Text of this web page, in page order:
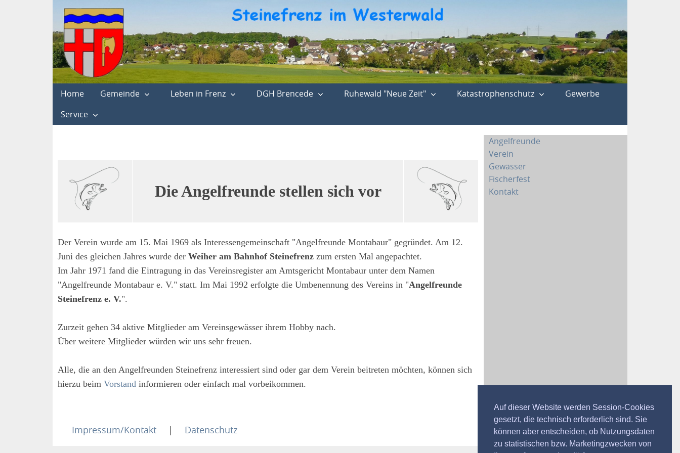
Auf dieser Website werden Session-Cookies
gesetzt, die technisch erforderlich sind. Sie
können aber entscheiden, ob Nutzungsdaten
zu statistischen bzw. Marketingzwecken von
Home Gemeinde Leben in Frenz DGH Brencede Ruhewald "Neue Zeit" Katastrophenschutz
Gewerbe
Service
Die Angelfreunde stellen sich vor
Der Verein wurde am 15. Mai 1969 als Interessengemeinschaft "Angelfreunde Montabaur" gegründet. Am 12.
Juni des gleichen Jahres wurde der Weiher am Bahnhof Steinefrenz zum ersten Mal angepachtet.
Im Jahr 1971 fand die Eintragung in das Vereinsregister am Amtsgericht Montabaur unter dem Namen
"Angelfreunde Montabaur e. V." statt. Im Mai 1992 erfolgte die Umbenennung des Vereins in "Angelfreunde
Steinefrenz e. V.".
Zurzeit gehen 34 aktive Mitglieder am Vereinsgewässer ihrem Hobby nach.
Über weitere Mitglieder würden wir uns sehr freuen.
Alle, die an den Angelfreunden Steinefrenz interessiert sind oder gar dem Verein beitreten möchten, können sich
hierzu beim Vorstand informieren oder einfach mal vorbeikommen.
Angelfreunde
Verein
Gewässer
Fischerfest
Kontakt
Impressum/Kontakt | Datenschutz